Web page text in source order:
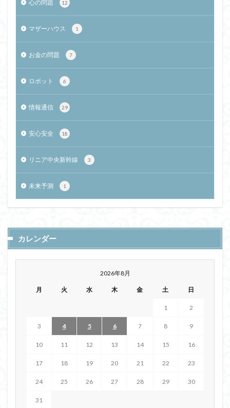
心の問題 12
マザーハウス 1
お金の問題 7
ロボット 6
情報通信 29
安心安全 18
リニア中央新幹線 3
未来予測 1
カレンダー
2026年8月
月 火 水 木 金 土 日
1 2
3 4 5 6 7 8 9
10 11 12 13 14 15 16
17 18 19 20 21 22 23
24 25 26 27 28 29 30
31